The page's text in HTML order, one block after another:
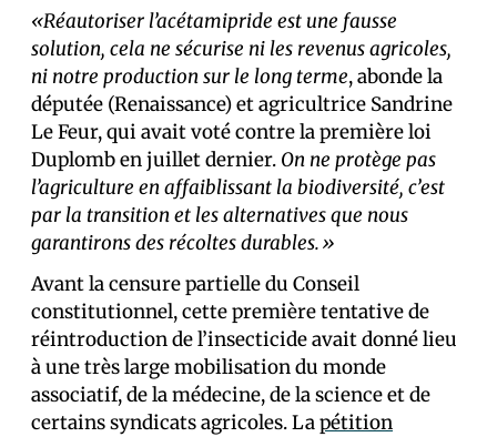
«Réautoriser l’acétamipride est une fausse
solution, cela ne sécurise ni les revenus agricoles,
ni notre production sur le long terme, abonde la
députée (Renaissance) et agricultrice Sandrine
Le Feur, qui avait voté contre la première loi
Duplomb en juillet dernier. On ne protège pas
l’agriculture en affaiblissant la biodiversité, c’est
par la transition et les alternatives que nous
garantirons des récoltes durables.»
Avant la censure partielle du Conseil
constitutionnel, cette première tentative de
réintroduction de l’insecticide avait donné lieu
à une très large mobilisation du monde
associatif, de la médecine, de la science et de
certains syndicats agricoles. Lapétition